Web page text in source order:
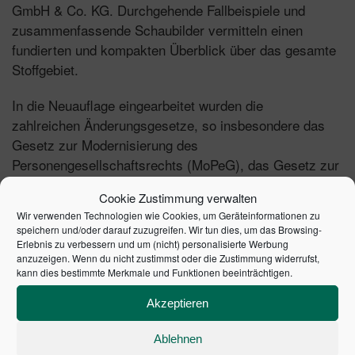
Cookie Zustimmung verwalten
Wir verwenden Technologien wie Cookies, um Geräteinformationen zu
speichern und/oder darauf zuzugreifen. Wir tun dies, um das Browsing-
Erlebnis zu verbessern und um (nicht) personalisierte Werbung
anzuzeigen. Wenn du nicht zustimmst oder die Zustimmung widerrufst,
kann dies bestimmte Merkmale und Funktionen beeinträchtigen.
Akzeptieren
Ablehnen
GmbH & Co. KG. ​Durchgehende Fallbeispiele und
zusammenfassende Schaubilder vermitteln einen
fundierten und kompakten Überblick über das gesamte
Stoffgebiet.
In die Neuauflage eingearbeitet wurden die
zahlreichen Änderungsgesetze, so insbesondere das
Gesetz zur Modernisierung des
Personengesellschaftsrechts (MoPeG), das Gesetz zur
mit der Möglichkeit einer Option zur
Körperschaftsbesteuerung nach § 1a KStG und
das JStG 2022. Berücksichtigt wurde ferner eine
große Anzahl neuer Gerichtsentscheidungen
und Verwaltungsanweisungen.
Das Buch ist inhaltlich und konzeptionell mit dem Band
"Die Besteuerung der Kapitalgesellschaften"